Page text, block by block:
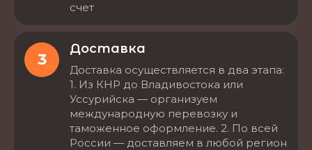
счет
3
Доставка
Доставка осуществляется в два этапа:
1. Из КНР до Владивостока или
Уссурийска — организуем
международную перевозку и
таможенное оформление. 2. По всей
России — доставляем в любой регион